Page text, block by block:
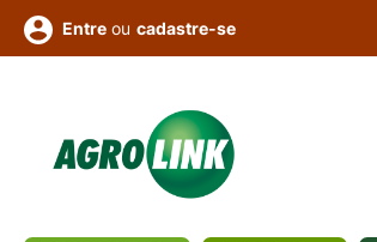
Entre ou cadastre-se